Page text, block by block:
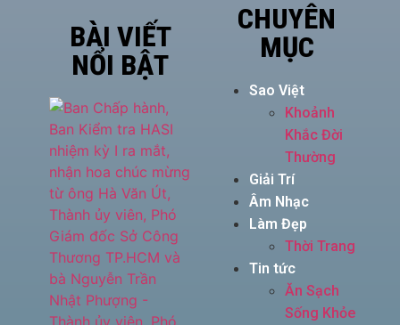
BÀI VIẾT
NỔI BẬT
CHUYÊN
MỤC
Sao Việt
Khoảnh
Khắc Đời
Thường
Giải Trí
Âm Nhạc
Làm Đẹp
Thời Trang
Tin tức
Ăn Sạch
Sống Khỏe